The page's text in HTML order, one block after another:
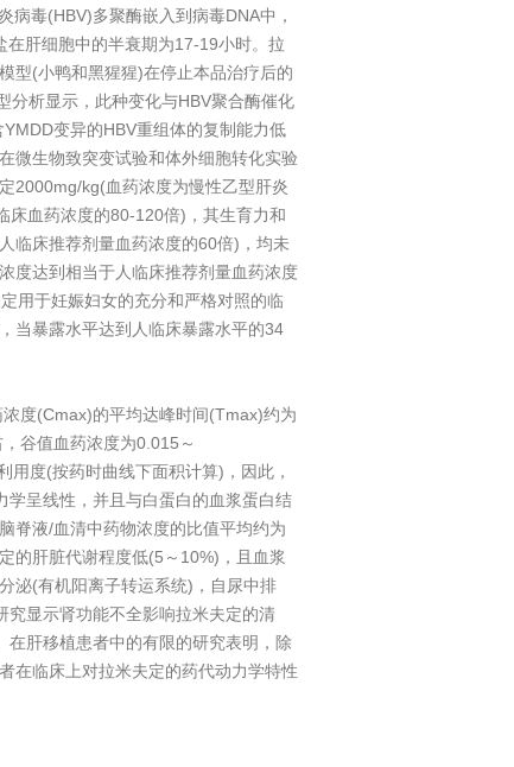
毒(HBV)多聚酶嵌入到病毒DNA中，
肝细胞中的半衰期为17-19小时。拉
型(小鸭和黑猩猩)在停止本品治疗后的
分析显示，此种变化与HBV聚合酶催化
变异的HBV重组体的复制能力低
微生物致突变试验和体外细胞转化实验
2000mg/kg(血药浓度为慢性乙型肝炎
床血药浓度的80-120倍)，其生育力和
临床推荐剂量血药浓度的60倍)，均未
度达到相当于人临床推荐剂量血药浓度
用于妊娠妇女的充分和严格对照的临
当暴露水平达到人临床暴露水平的34
度(Cmax)的平均达峰时间(Tmax)约为
谷值血药浓度为0.015～
度(按药时曲线下面积计算)，因此，
呈线性，并且与白蛋白的血浆蛋白结
脊液/血清中药物浓度的比值平均约为
的肝脏代谢程度低(5～10%)，且血浆
泌(有机阳离子转运系统)，自尿中排
显示肾功能不全影响拉米夫定的清
肝移植患者中的有限的研究表明，除
在临床上对拉米夫定的药代动力学特性